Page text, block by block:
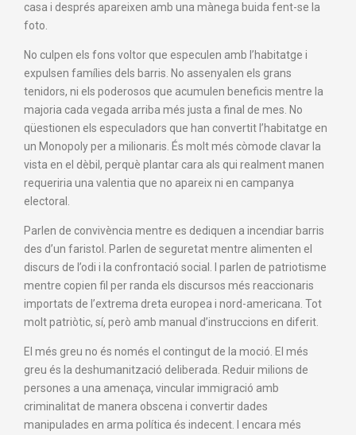
casa i després apareixen amb una mànega buida fent-se la
foto.
No culpen els fons voltor que especulen amb l’habitatge i
expulsen famílies dels barris. No assenyalen els grans
tenidors, ni els poderosos que acumulen beneficis mentre la
majoria cada vegada arriba més justa a final de mes. No
qüestionen els especuladors que han convertit l’habitatge en
un Monopoly per a milionaris. És molt més còmode clavar la
vista en el dèbil, perquè plantar cara als qui realment manen
requeriria una valentia que no apareix ni en campanya
electoral.
Parlen de convivència mentre es dediquen a incendiar barris
des d’un faristol. Parlen de seguretat mentre alimenten el
discurs de l’odi i la confrontació social. I parlen de patriotisme
mentre copien fil per randa els discursos més reaccionaris
importats de l’extrema dreta europea i nord-americana. Tot
molt patriòtic, sí, però amb manual d’instruccions en diferit.
El més greu no és només el contingut de la moció. El més
greu és la deshumanització deliberada. Reduir milions de
persones a una amenaça, vincular immigració amb
criminalitat de manera obscena i convertir dades
manipulades en arma política és indecent. I encara més